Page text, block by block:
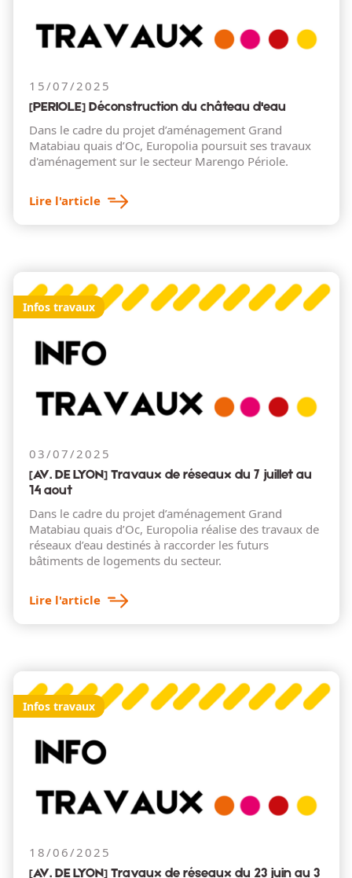
15/07/2025
[PERIOLE] Déconstruction du château d'eau
Dans le cadre du projet d’aménagement Grand
Matabiau quais d’Oc, Europolia poursuit ses travaux
d'aménagement sur le secteur Marengo Périole.
Lire l'article
Infos travaux
03/07/2025
[AV. DE LYON] Travaux de réseaux du 7 juillet au
14 août
Dans le cadre du projet d’aménagement Grand
Matabiau quais d’Oc, Europolia réalise des travaux de
réseaux d’eau destinés à raccorder les futurs
bâtiments de logements du secteur.
Lire l'article
Infos travaux
18/06/2025
[AV. DE LYON] Travaux de réseaux du 23 juin au 3